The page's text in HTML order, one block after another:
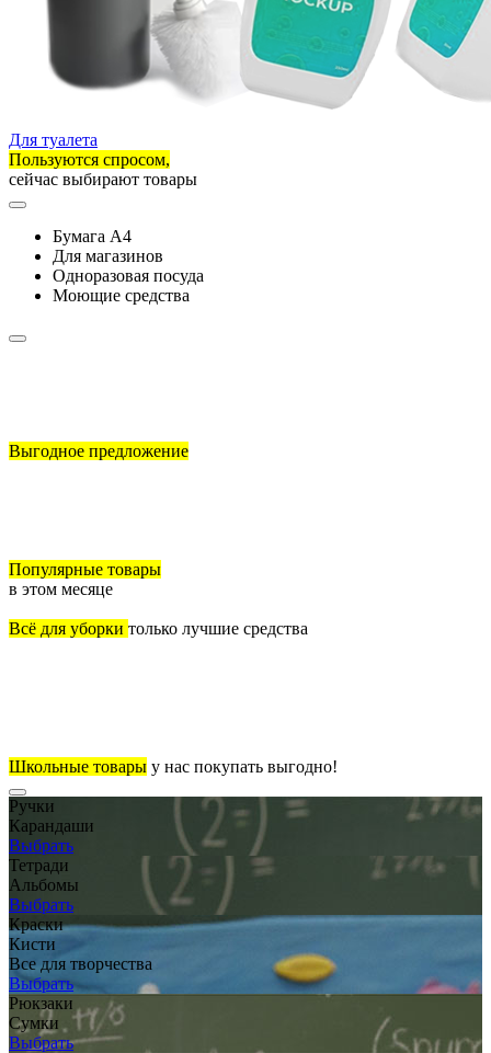
Для туалета
Пользуются спросом,
сейчас выбирают товары
Бумага А4
Для магазинов
Одноразовая посуда
Моющие средства
Выгодное предложение
Популярные товары
в этом месяце
Всё для уборки только лучшие средства
Школьные товары у нас покупать выгодно!
Ручки
Карандаши
Выбрать
Тетради
Альбомы
Выбрать
Краски
Кисти
Все для творчества
Выбрать
Рюкзаки
Сумки
Выбрать